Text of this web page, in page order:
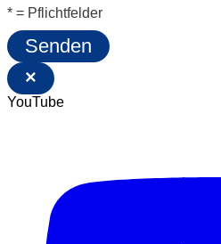
* = Pflichtfelder
Senden
×
YouTube